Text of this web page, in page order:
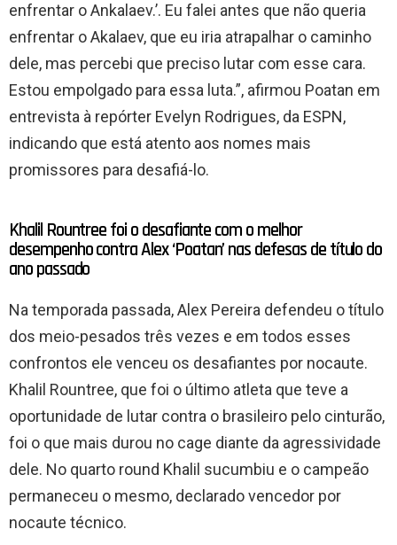
enfrentar o Ankalaev.’. Eu falei antes que não queria
enfrentar o Akalaev, que eu iria atrapalhar o caminho
dele, mas percebi que preciso lutar com esse cara.
Estou empolgado para essa luta.”, afirmou Poatan em
entrevista à repórter Evelyn Rodrigues, da ESPN,
indicando que está atento aos nomes mais
promissores para desafiá-lo.
Khalil Rountree foi o desafiante com o melhor
desempenho contra Alex ‘Poatan’ nas defesas de título do
ano passado
Na temporada passada, Alex Pereira defendeu o título
dos meio-pesados três vezes e em todos esses
confrontos ele venceu os desafiantes por nocaute.
Khalil Rountree, que foi o último atleta que teve a
oportunidade de lutar contra o brasileiro pelo cinturão,
foi o que mais durou no cage diante da agressividade
dele. No quarto round Khalil sucumbiu e o campeão
permaneceu o mesmo, declarado vencedor por
nocaute técnico.